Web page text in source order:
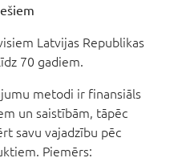
Latvijas Republikas
70 gadiem.
metodi ir finansiāls
un saistībām, tāpēc
savu vajadzību pēc
Piemērs: